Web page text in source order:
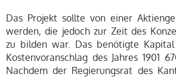
Das Projekt sollte von einer
werden, die jedoch zur Zeit des
zu bilden war. Das benötigte
Kostenvoranschlag des Jahres 1901
Nachdem der Regierungsrat des